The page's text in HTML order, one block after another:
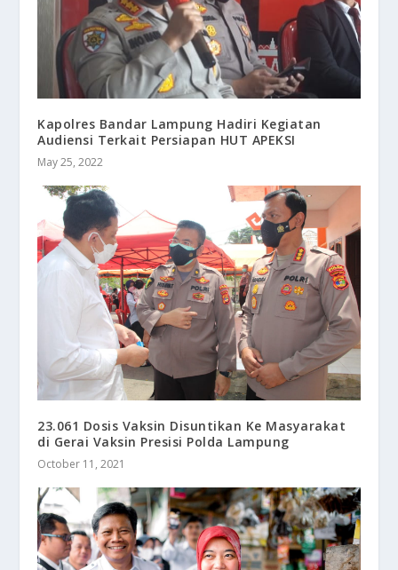
Kapolres Bandar Lampung Hadiri Kegiatan
Audiensi Terkait Persiapan HUT APEKSI
May 25, 2022
23.061 Dosis Vaksin Disuntikan Ke Masyarakat
di Gerai Vaksin Presisi Polda Lampung
October 11, 2021